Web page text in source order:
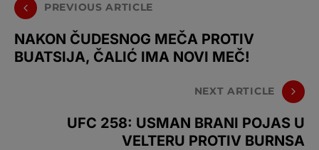
PREVIOUS ARTICLE
NAKON ČUDESNOG MEČA PROTIV
BUATSIJA, ČALIĆ IMA NOVI MEČ!
NEXT ARTICLE
UFC 258: USMAN BRANI POJAS U
VELTERU PROTIV BURNSA